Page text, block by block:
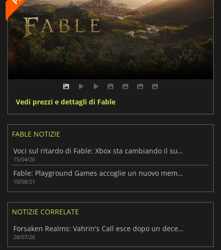
Vedi prezzi e dettagli di Fable
FABLE NOTIZIE
Voci sul ritardo di Fable: Xbox sta cambiando il suo piano di lancio?
15/04/26
Fable: Playground Games accoglie un nuovo membro del team
10/08/21
NOTIZIE CORRELATE
Forsaken Realms: Vahrin's Call esce dopo un decennio di sviluppo
28/07/26